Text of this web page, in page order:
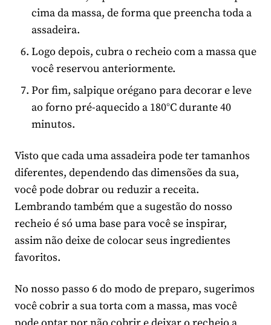
cima da massa, de forma que preencha toda a
assadeira.
Logo depois, cubra o recheio com a massa que
você reservou anteriormente.
Por fim, salpique orégano para decorar e leve
ao forno pré-aquecido a 180°C durante 40
minutos.
Visto que cada uma assadeira pode ter tamanhos
diferentes, dependendo das dimensões da sua,
você pode dobrar ou reduzir a receita.
Lembrando também que a sugestão do nosso
recheio é só uma base para você se inspirar,
assim não deixe de colocar seus ingredientes
favoritos.
No nosso passo 6 do modo de preparo, sugerimos
você cobrir a sua torta com a massa, mas você